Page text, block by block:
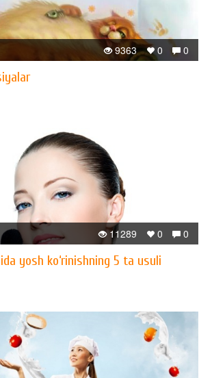
0
0
9363
0
0
11289
yosh ko‘rinishning 5 ta usuli